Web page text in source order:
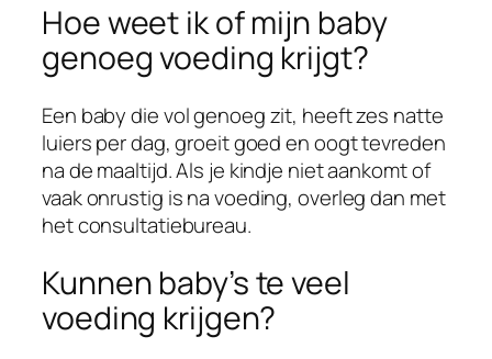
Hoe weet ik of mijn baby
genoeg voeding krijgt?
Een baby die vol genoeg zit, heeft zes natte
luiers per dag, groeit goed en oogt tevreden
na de maaltijd. Als je kindje niet aankomt of
vaak onrustig is na voeding, overleg dan met
het consultatiebureau.
Kunnen baby’s te veel
voeding krijgen?